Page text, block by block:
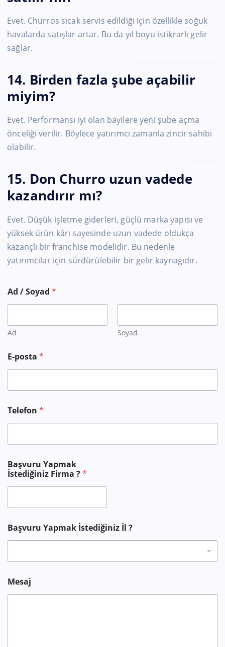
Evet. Churros sıcak servis edildiği için özellikle soğuk
havalarda satışlar artar. Bu da yıl boyu istikrarlı gelir
sağlar.
14. Birden fazla şube açabilir
miyim?
Evet. Performansı iyi olan bayilere yeni şube açma
önceliği verilir. Böylece yatırımcı zamanla zincir sahibi
olabilir.
15. Don Churro uzun vadede
kazandırır mı?
Evet. Düşük işletme giderleri, güçlü marka yapısı ve
yüksek ürün kârı sayesinde uzun vadede oldukça
kazançlı bir franchise modelidir. Bu nedenle
yatırımcılar için sürdürülebilir bir gelir kaynağıdır.
Ad / Soyad*
Ad Soyad
E-posta*
Telefon*
Başvuru Yapmak
İstediğiniz Firma ?*
Başvuru Yapmak İstediğiniz İl ?
Mesaj